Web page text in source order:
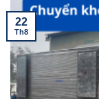
22
Th8